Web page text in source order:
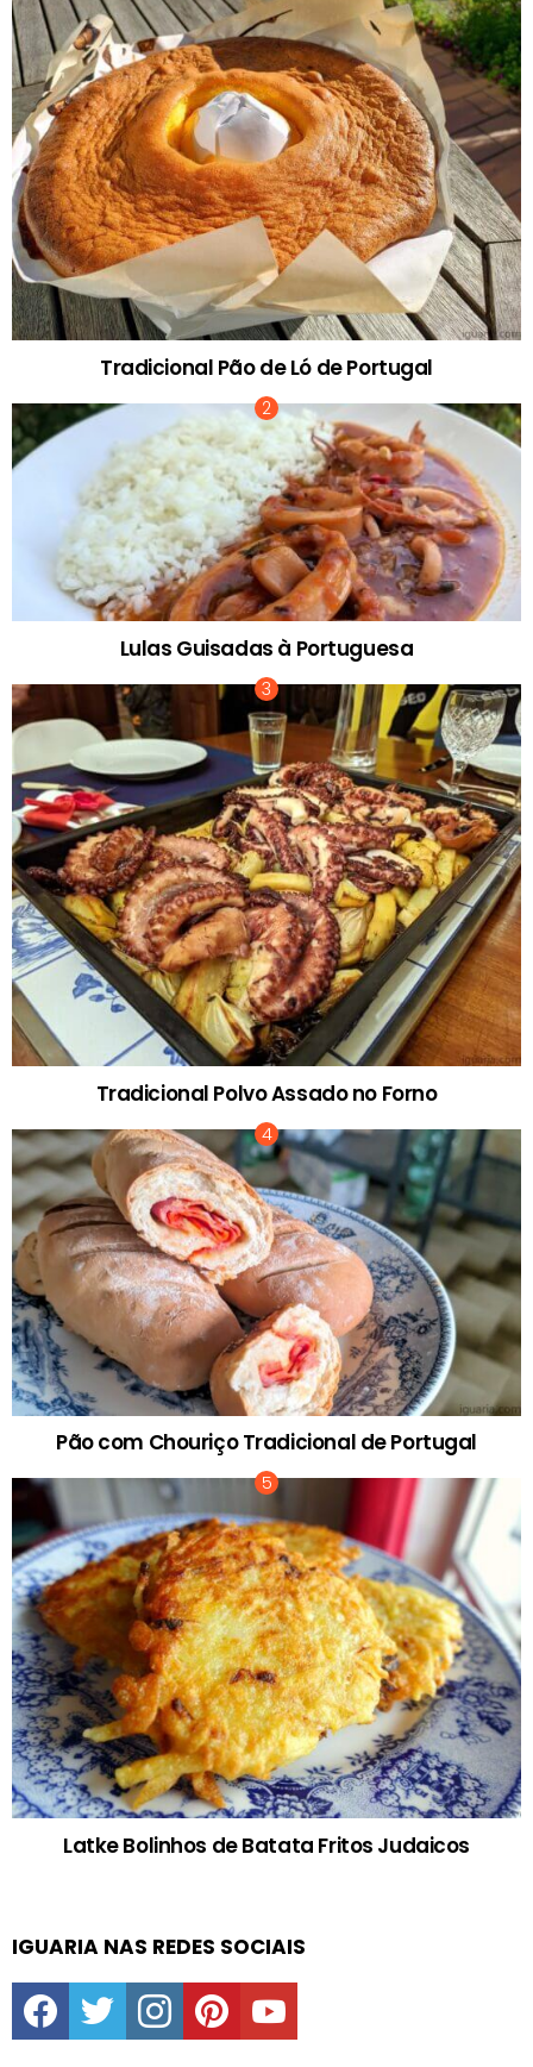
Tradicional Pão de Ló de Portugal
Lulas Guisadas à Portuguesa
Tradicional Polvo Assado no Forno
Pão com Chouriço Tradicional de Portugal
Latke Bolinhos de Batata Fritos Judaicos
IGUARIA NAS REDES SOCIAIS
facebooktwitter instagrampinterestyoutube